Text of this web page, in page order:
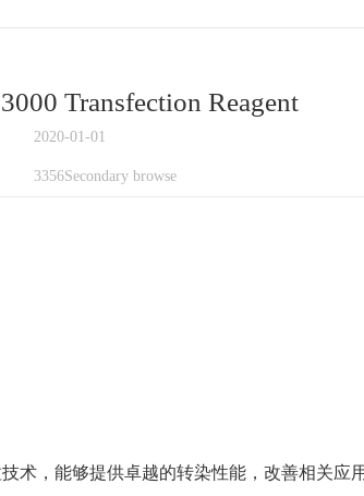
Transfection Reagent
2020-01-01
3356Secondary browse
术，能够提供卓越的转染性能，改善相关应